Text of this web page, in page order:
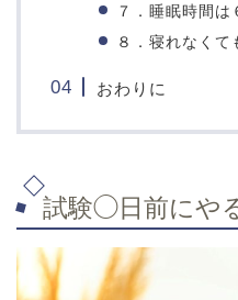
７．睡眠時間は
８．寝れなくて
おわりに
試験◯日前にや